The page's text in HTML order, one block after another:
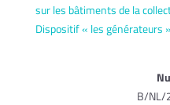
sur les bâtiments de la
Dispositif « les générateurs
B/NL/